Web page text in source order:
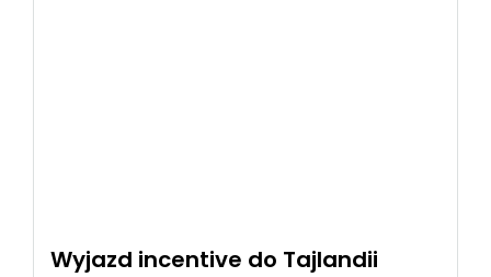
Wyjazd incentive do Tajlandii